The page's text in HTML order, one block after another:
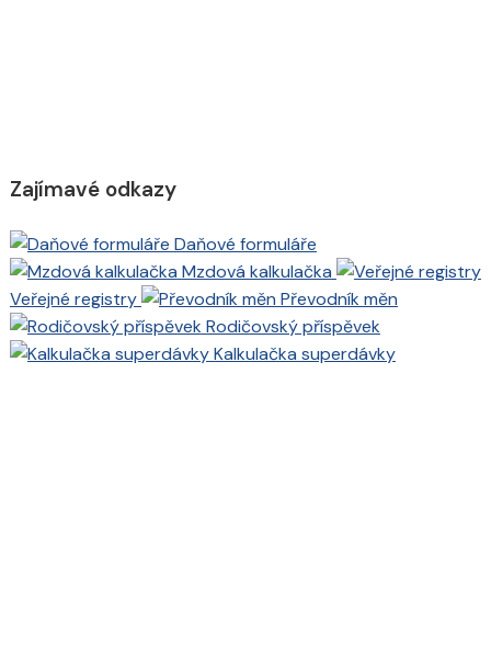
Zajímavé odkazy
Daňové formuláře
Mzdová kalkulačka
Veřejné registry
Převodník měn
Rodičovský příspěvek
Kalkulačka superdávky